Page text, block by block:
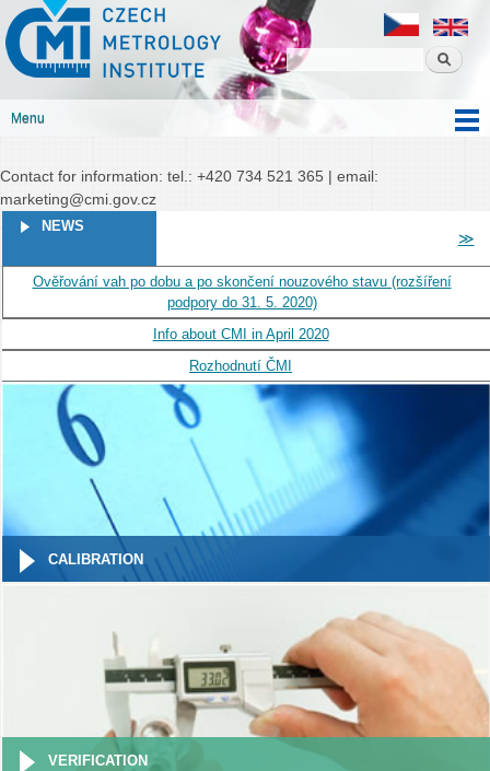
content
Czech metrology institute
Czech
metrology
institute
Menu
Contact for information: tel.: +420 734 521 365 | email:
marketing@cmi.gov.cz
NEWS
Ověřování vah po dobu a po skončení nouzového stavu (rozšíření
podpory do 31. 5. 2020)
Info about CMI in April 2020
Rozhodnutí ČMI
PAGES
≫
CALIBRATION
VERIFICATION